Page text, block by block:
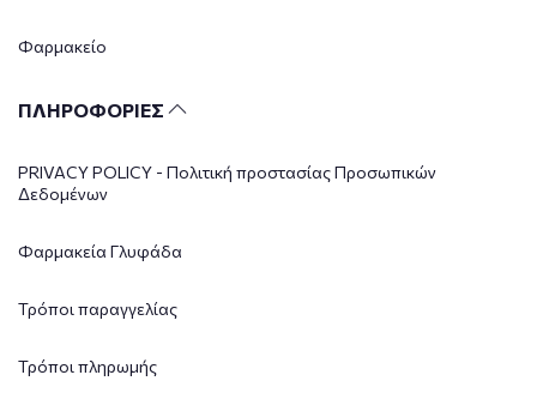
Φαρμακείο
ΠΛΗΡΟΦΟΡΙΕΣ
PRIVACY POLICY - Πολιτική προστασίας Προσωπικών
Δεδομένων
Φαρμακεία Γλυφάδα
Τρόποι παραγγελίας
Τρόποι πληρωμής